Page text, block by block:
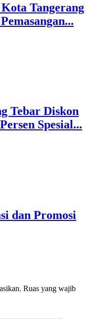
Tangerang
Tebar Diskon
Spesial...
dan Promosi
Ruas yang wajib